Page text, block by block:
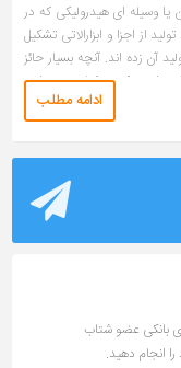
یا وسیله ای هیدرولیکی که در
از اجزا و ابزارالاتی تشکیل
آن زده اند. آنچه بسیار حائز
که در کنار هم بتوانند
ادامه مطلب
بانکی عضو شتاب
انجام دهید.